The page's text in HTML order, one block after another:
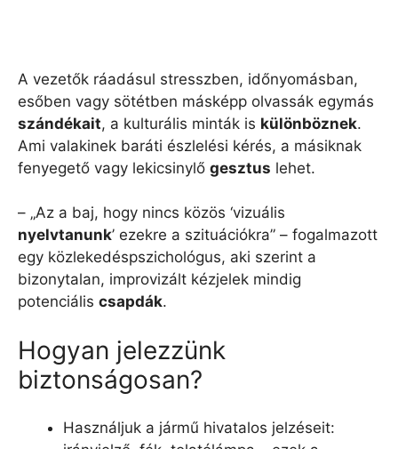
A vezetők ráadásul stresszben, időnyomásban,
esőben vagy sötétben másképp olvassák egymás
szándékait, a kulturális minták is különböznek.
Ami valakinek baráti észlelési kérés, a másiknak
fenyegető vagy lekicsinylő gesztus lehet.
– „Az a baj, hogy nincs közös ‘vizuális
nyelvtanunk’ ezekre a szituációkra” – fogalmazott
egy közlekedéspszichológus, aki szerint a
bizonytalan, improvizált kézjelek mindig
potenciális csapdák.
Hogyan jelezzünk
biztonságosan?
Használjuk a jármű hivatalos jelzéseit: